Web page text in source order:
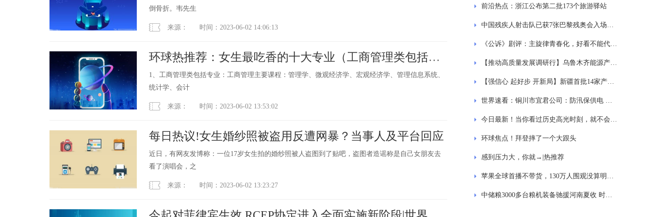
倒骨折。韦先生
来源： 时间：2023-06-02 14:06:13
环球热推荐：女生最吃香的十大专业（工商管理类包括哪
些专业）
1、工商管理类包括专业：工商管理主要课程：管理学、微观经济学、宏观经济学、管理信息系统、
统计学、会计
来源： 时间：2023-06-02 13:53:02
每日热议!女生婚纱照被盗用反遭网暴？当事人及平台回应
近日，有网友发博称：一位17岁女生拍的婚纱照被人盗图到了贴吧，盗图者造谣称是自己女朋友去
看了演唱会，之
来源： 时间：2023-06-02 13:23:27
前沿热点：浙江公布第二批173个旅游驿站
中国残疾人射击队已获7张巴黎残奥会入场券 环球消息
《公诉》剧评：主旋律青春化，好看不能代替好故事
【推动高质量发展调研行】乌鲁木齐能源产业逐“绿”而行_热门看点
【强信心 起好步 开新局】新疆首批14家产业创新研究院正式挂牌_焦点观察
世界速看：铜川市宜君公司：防汛保供电 党员冲在前
今日最新！当你看过历史高光时刻，就不会为眼前黑暗所困顿
环球焦点！拜登摔了一个大跟头
感到压力大，你就→|热推荐
苹果全球首播不带货，130万人围观没算明白这本账
中储粮3000多台粮机装备驰援河南夏收 时快讯